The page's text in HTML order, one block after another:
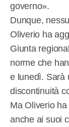
governo».
Dunque,
Oliverio ha
Giunta
norme che
e lunedì. Sarà
discontinuità
Ma Oliverio
anche ai suoi